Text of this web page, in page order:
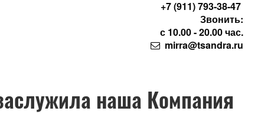
+7 (911) 793-38-47
Звонить:
с 10.00 - 20.00 час.
mirra@tsandra.ru
наша Компания